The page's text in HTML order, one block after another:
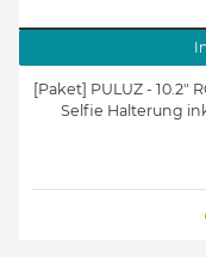
[Paket] PULUZ - 10.2"
Selfie Halterung